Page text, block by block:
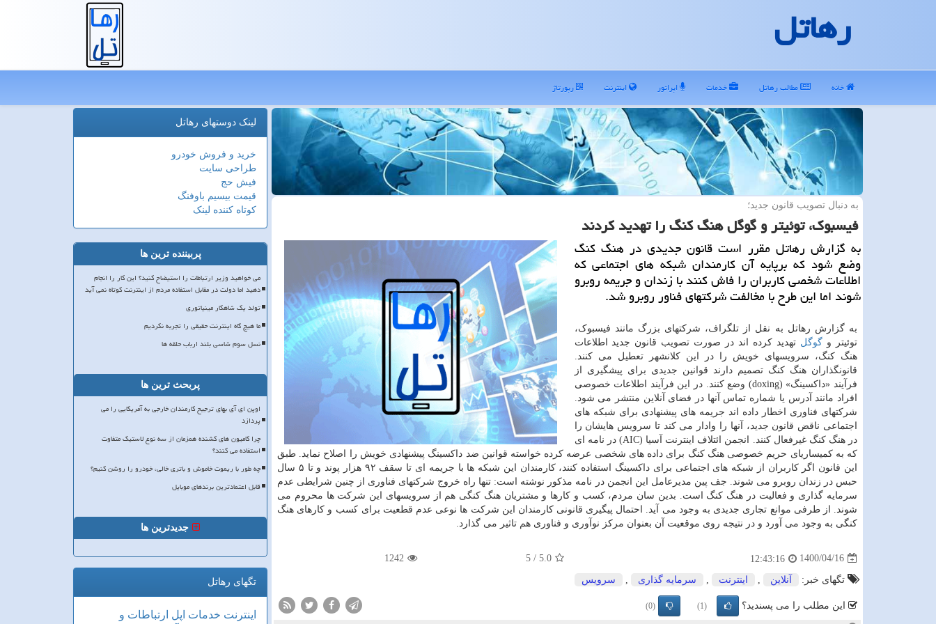
رهاتل
خانه مطالب رهاتل خدمات اپراتور اینترنت رپورتاژ
به دنبال تصویب قانون جدید؛
فیسبوك، توئیتر و گوگل هنگ كنگ را تهدید كردند
به گزارش رهاتل مقرر است قانون جدیدی در هنگ کنگ
وضع شود که برپایه آن کارمندان شبکه های اجتماعی که
اطلاعات شخصی کاربران را فاش کنند با زندان و جریمه روبرو
شوند اما این طرح با مخالفت شرکتهای فناور روبرو شد.
به گزارش رهاتل به نقل از تلگراف، شرکتهای بزرگ مانند فیسبوک،
توئیتر و گوگل تهدید کرده اند در صورت تصویب قانون جدید اطلاعات
هنگ کنگ، سرویسهای خویش را در این کلانشهر تعطیل می کنند.
قانونگذاران هنگ کنگ تصمیم دارند قوانین جدیدی برای پیشگیری از
فرآیند «داکسینگ» (doxing) وضع کنند. در این فرآیند اطلاعات خصوصی
افراد مانند آدرس یا شماره تماس آنها در فضای آنلاین منتشر می شود.
شرکتهای فناوری اخطار داده اند جریمه های پیشنهادی برای شبکه های
اجتماعی ناقض قانون جدید، آنها را وادار می کند تا سرویس هایشان را
در هنگ کنگ غیرفعال کنند. انجمن ائتلاف اینترنت آسیا (AIC) در نامه ای
که به کمیساریای حریم خصوصی هنگ کنگ برای داده های شخصی عرضه کرده خواسته قوانین ضد داکسینگ پیشنهادی خویش را اصلاح نماید. طبق
این قانون اگر کاربران از شبکه های اجتماعی برای داکسینگ استفاده کنند، کارمندان این شبکه ها با جریمه ای تا سقف ۹۲ هزار پوند و تا ۵ سال
حبس در زندان روبرو می شوند. جف پین مدیرعامل این انجمن در نامه مذکور نوشته است: تنها راه خروج شرکتهای فناوری از چنین شرایطی عدم
سرمایه گذاری و فعالیت در هنگ کنگ است. بدین سان مردم، کسب و کارها و مشتریان هنگ کنگی هم از سرویسهای این شرکت ها محروم می
شوند. از طرفی موانع تجاری جدیدی به وجود می آید. احتمال پیگیری قانونی کارمندان این شرکت ها نوعی عدم قطعیت برای کسب و کارهای هنگ
کنگی به وجود می آورد و در نتیجه روی موقعیت آن بعنوان مرکز نوآوری و فناوری هم تاثیر می گذارد.
1400/04/16
12:43:16
5.0
/
5
1242
تگهای خبر: آنلاین اینترنت سرمایه گذاری سرویس
این مطلب را می پسندید؟ (1)
(0)
لینک دوستهای رهاتل
خرید و فروش خودرو
طراحی سایت
فیش حج
قیمت بیسیم باوفنگ
کوتاه کننده لینک
پربیننده ترین ها
می خواهید وزیر ارتباطات را استیضاح کنید؟ این کار را انجام
دهید اما دولت در مقابل استفاده مردم از اینترنت کوتاه نمی آید
تولد یک شاهکار مینیاتوری
ما هیچ گاه اینترنت حقیقی را تجربه نکردیم
نسل سوم شاسی بلند ارباب حلقه ها
پربحث ترین ها
اوپن ای آی بهای ترجیح کارمندان خارجی به آمریکایی را می
پردازد
چرا کامیون های کشنده همزمان از سه نوع لاستیک متفاوت
استفاده می کنند؟
چه طور با ریموت خاموش و باتری خالی، خودرو را روشن کنیم؟
قابل اعتمادترین برندهای موبایل
جدیدترین ها
تگهای رهاتل
اینترنت خدمات اپل ارتباطات و